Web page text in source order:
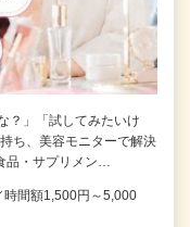
？」「試してみたいけ
ち、美容モニターで解決
品・サプリメン…
間額1,500円～5,000